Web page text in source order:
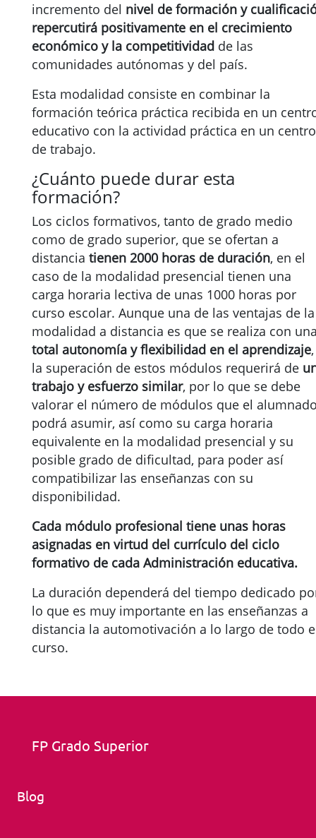
incremento del nivel de formación y
repercutirá positivamente en el crecimiento
económico y la competitividad de las
comunidades autónomas y del país.
Esta modalidad consiste en combinar la
formación teórica práctica recibida en un
educativo con la actividad práctica en un centro
de trabajo.
¿Cuánto puede durar esta
formación?
Los ciclos formativos, tanto de grado medio
como de grado superior, que se ofertan a
distancia tienen 2000 horas de duración, en el
caso de la modalidad presencial tienen una
carga horaria lectiva de unas 1000 horas por
curso escolar. Aunque una de las ventajas de la
modalidad a distancia es que se realiza con
total autonomía y flexibilidad en el aprendizaje,
la superación de estos módulos requerirá de
trabajo y esfuerzo similar, por lo que se debe
valorar el número de módulos que el
podrá asumir, así como su carga horaria
equivalente en la modalidad presencial y su
posible grado de dificultad, para poder así
compatibilizar las enseñanzas con su
disponibilidad.
Cada módulo profesional tiene unas horas
asignadas en virtud del currículo del ciclo
formativo de cada Administración educativa.
La duración dependerá del tiempo dedicado
lo que es muy importante en las enseñanzas a
distancia la automotivación a lo largo de todo
curso.
FP Grado Superior
Blog